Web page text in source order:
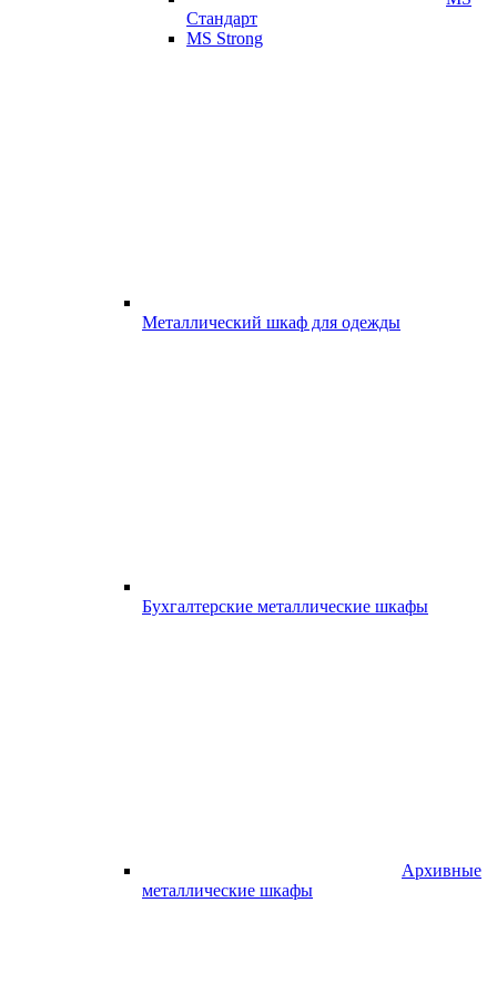
Стандарт
MS Strong
Металлический шкаф для одежды
Бухгалтерские металлические шкафы
Архивные
металлические шкафы